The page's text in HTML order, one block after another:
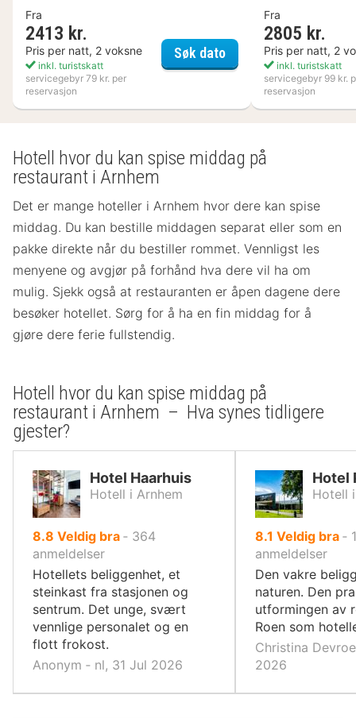
Fra
2413 kr.
Pris per natt, 2 voksne
inkl. turistskatt
servicegebyr 79 kr. per
reservasjon
Søk datoKosta Boda Art Hotel
Fra
2805 kr.
Pris per natt, 2
inkl. turistskatt
servicegebyr 99 kr.
reservasjon
Hotell hvor du kan spise middag på
restaurant i Arnhem
Det er mange hoteller i Arnhem hvor dere kan spise
middag. Du kan bestille middagen separat eller som en
pakke direkte når du bestiller rommet. Vennligst les
menyene og avgjør på forhånd hva dere vil ha om
mulig. Sjekk også at restauranten er åpen dagene dere
besøker hotellet. Sørg for å ha en fin middag for å
gjøre dere ferie fullstendig.
Hotell hvor du kan spise middag på
restaurant i Arnhem – Hva synes tidligere
gjester?
Hotel Haarhuis
Hotell i Arnhem
8.8 av
10,
Veldig bra ‐ 364
anmeldelser
Hotellets beliggenhet, et
steinkast fra stasjonen og
sentrum. Det unge, svært
vennlige personalet og en
flott frokost.
Anonym ‐ nl, 31 Jul 2026
Hotel
Hotell
8.1 av
10,
Veldig bra ‐
anmeldelser
Den vakre
naturen. Den
utformingen av
Roen som
Christina
2026